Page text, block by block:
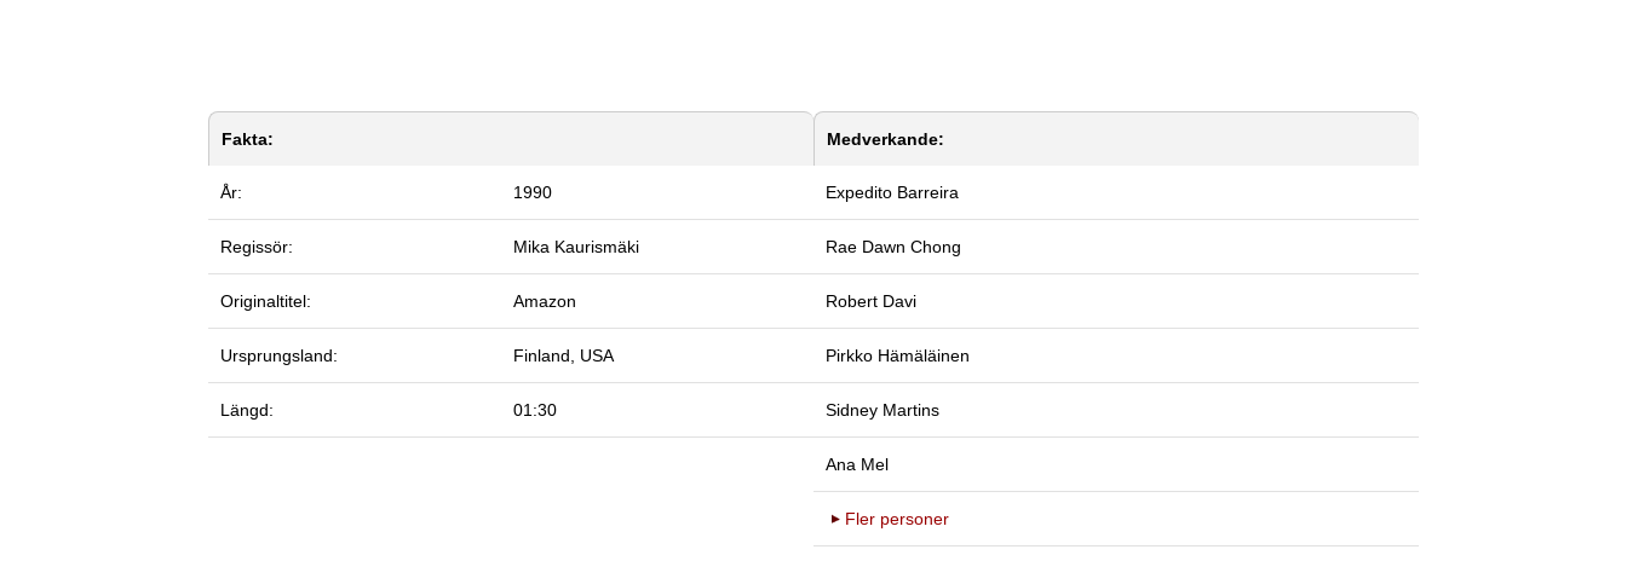
Fakta:
År: 1990
Regissör: Mika Kaurismäki
Originaltitel: Amazon
Ursprungsland: Finland, USA
Längd: 01:30
Medverkande:
Expedito Barreira
Rae Dawn Chong
Robert Davi
Pirkko Hämäläinen
Sidney Martins
Ana Mel
Fler personer